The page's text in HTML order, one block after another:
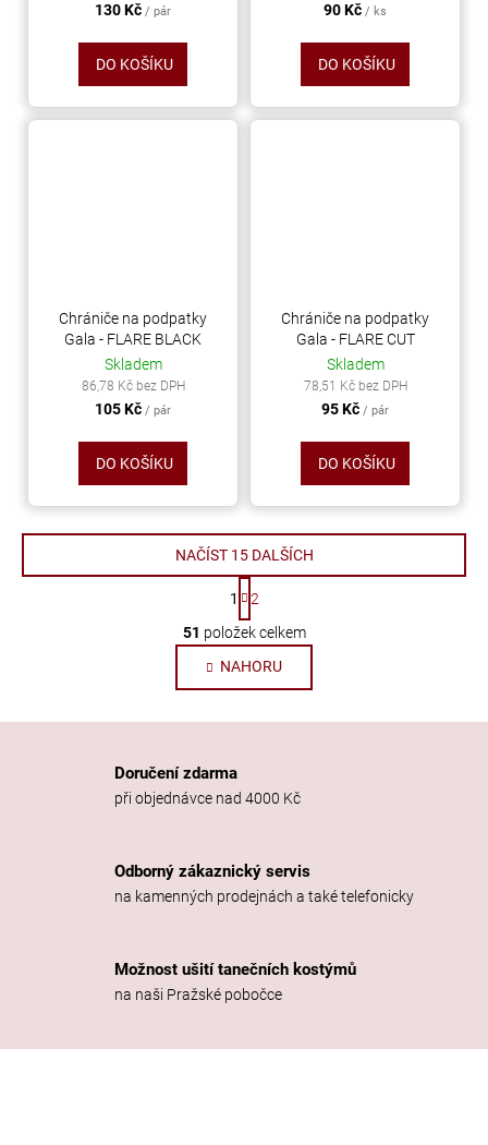
130 Kč / pár
DO KOŠÍKU
90 Kč / ks
DO KOŠÍKU
Chrániče na podpatky
Gala - FLARE BLACK
Skladem
86,78 Kč bez DPH
105 Kč / pár
DO KOŠÍKU
Chrániče na podpatky
Gala - FLARE CUT
Skladem
78,51 Kč bez DPH
95 Kč / pár
DO KOŠÍKU
O
v
l
á
d
í
v
k
ý
p
i
u
NAČÍST 15 DALŠÍCH
S
t
r
á
n
k
í
1
2
51 položek celkem
NAHORU
Doručení zdarma
při objednávce nad 4000 Kč
Odborný zákaznický servis
na kamenných prodejnách a také telefonicky
Možnost ušití tanečních kostýmů
na naši Pražské pobočce